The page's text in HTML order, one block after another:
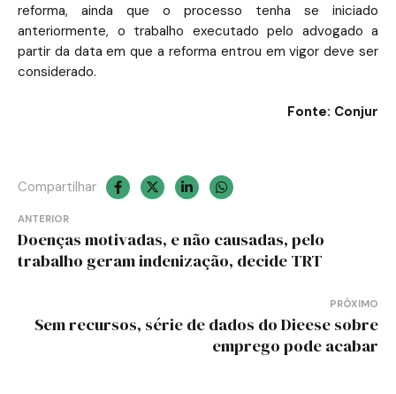
reforma, ainda que o processo tenha se iniciado
anteriormente, o trabalho executado pelo advogado a
partir da data em que a reforma entrou em vigor deve ser
considerado.
Fonte: Conjur
Compartilhar
Navegação
de
ANTERIOR
Doenças motivadas, e não causadas, pelo
trabalho geram indenização, decide TRT
PRÓXIMO
Sem recursos, série de dados do Dieese sobre
emprego pode acabar